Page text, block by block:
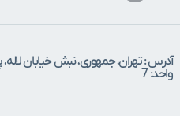
آدرس : تهران، جمهوری، نبش خیابان
واحد: 7